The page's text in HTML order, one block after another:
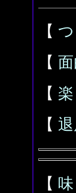
【
【
【
【
【 味